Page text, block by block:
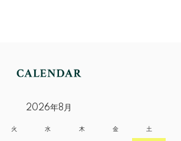
2026年8月
火 水 木 金 土